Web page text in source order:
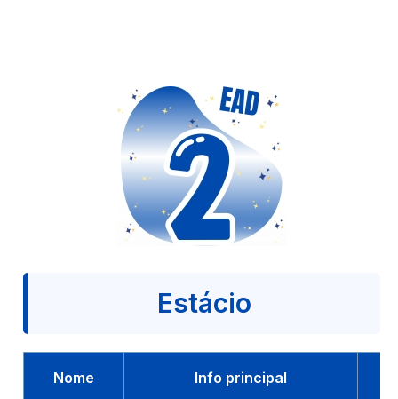
Estácio
Nome Info principal